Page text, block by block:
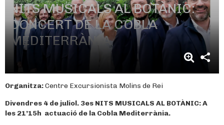
NITS MUSICALS AL BOTÀNIC:
CONCERT DE LA COBLA
MEDITERRÀNIA
Organitza:Centre Excursionista Molins de Rei
Divendres 4 de juliol. 3es NITS MUSICALS AL BOTÀNIC: A
les 21’15h actuació de la Cobla Mediterrània.